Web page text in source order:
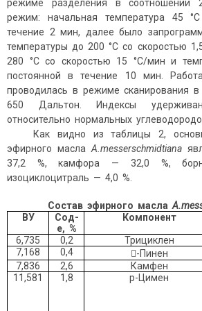
режиме разделения в соотношении
режим: начальная температура 45
течение 2 мин, далее было
температуры до 200 °C со скоростью
280 °С со скоростью 15 °С/мин и
постоянной в течение 10 мин.
проводилась в режиме сканирования
650 Дальтон. Индексы
относительно нормальных
Как видно из таблицы 2,
эфирного масла A messerschmidtiana
37,2 %, камфора — 32,0 %,
изоциклоцитраль — 4,0 %.
Состав эфирного масла
ВУ
Сод-
е, %
Компонент
6,735
0,2 Трициклен
7,168
0,4 -Пинен
7,836
2,6 Камфен
11,581
1,8 p-Цимен